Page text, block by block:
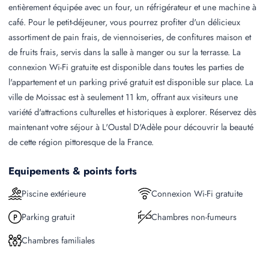
entièrement équipée avec un four, un réfrigérateur et une machine à
café. Pour le petit-déjeuner, vous pourrez profiter d'un délicieux
assortiment de pain frais, de viennoiseries, de confitures maison et
de fruits frais, servis dans la salle à manger ou sur la terrasse. La
connexion Wi-Fi gratuite est disponible dans toutes les parties de
l'appartement et un parking privé gratuit est disponible sur place. La
ville de Moissac est à seulement 11 km, offrant aux visiteurs une
variété d'attractions culturelles et historiques à explorer. Réservez dès
maintenant votre séjour à L'Oustal D'Adèle pour découvrir la beauté
de cette région pittoresque de la France.
Equipements & points forts
Piscine extérieure
Connexion Wi-Fi gratuite
Parking gratuit
Chambres non-fumeurs
Chambres familiales